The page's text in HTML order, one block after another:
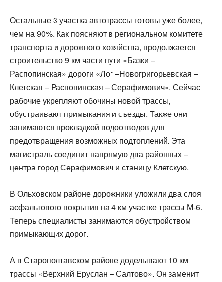
Остальные 3 участка автотрассы готовы уже более,
чем на 90%. Как поясняют в региональном комитете
транспорта и дорожного хозяйства, продолжается
строительство 9 км части пути «Базки –
Распопинская» дороги «Лог –Новогригорьевская –
Клетская – Распопинская – Серафимович». Сейчас
рабочие укрепляют обочины новой трассы,
обустраивают примыкания и съезды. Также они
занимаются прокладкой водоотводов для
предотвращения возможных подтоплений. Эта
магистраль соединит напрямую два районных –
центра город Серафимович и станицу Клетскую.
В Ольховском районе дорожники уложили два слоя
асфальтового покрытия на 4 км участке трассы М-6.
Теперь специалисты занимаются обустройством
примыкающих дорог.
А в Старополтавском районе доделывают 10 км
трассы «Верхний Еруслан – Салтово». Он заменит